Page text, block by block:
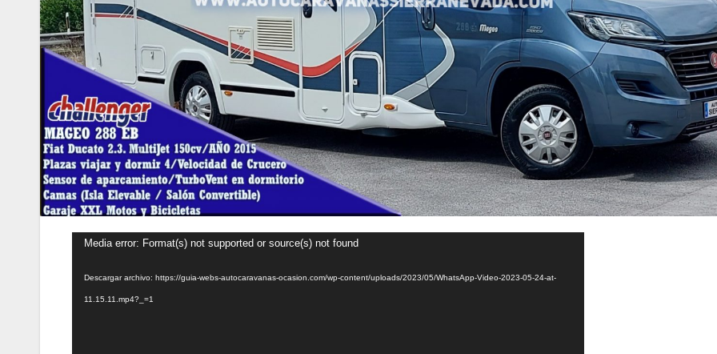
Reproductor
Media error: Format(s) not supported or source(s) not found
Descargar archivo: https://guia-webs-autocaravanas-ocasion.com/wp-content/uploads/2023/05/WhatsApp-Video-2023-05-24-at-
11.15.11.mp4?_=1